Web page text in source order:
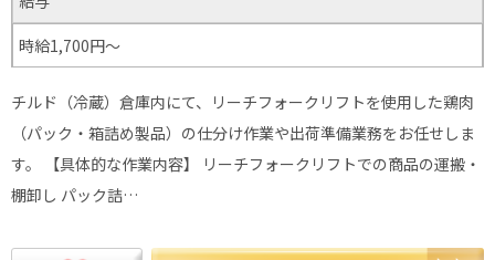
時給1,700円～
チルド（冷蔵）倉庫内にて、リーチフォークリフトを使用した鶏肉
（パック・箱詰め製品）の仕分け作業や出荷準備業務をお任せしま
す。 【具体的な作業内容】 リーチフォークリフトでの商品の運搬・
棚卸し パック詰…